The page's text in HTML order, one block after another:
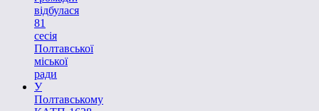
відбулася
81
сесія
Полтавської
міської
ради
У
Полтавському